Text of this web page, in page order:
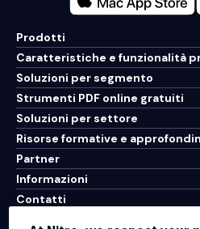
Prodotti
Caratteristiche e funzionalità
Soluzioni per segmento
Strumenti PDF online gratuiti
Soluzioni per settore
Risorse formative e
Partner
Informazioni
Contatti